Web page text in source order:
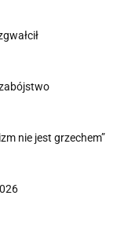
nie jest grzechem”